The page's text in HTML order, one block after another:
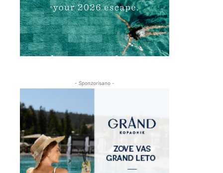
- Sponzorisano -